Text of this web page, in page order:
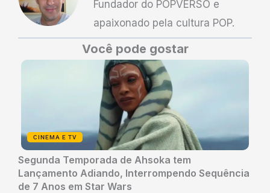
Fundador do POPVERSO e
apaixonado pela cultura POP.
Você pode gostar
CINEMA E TV
Segunda Temporada de Ahsoka tem
Lançamento Adiando, Interrompendo Sequência
de 7 Anos em Star Wars